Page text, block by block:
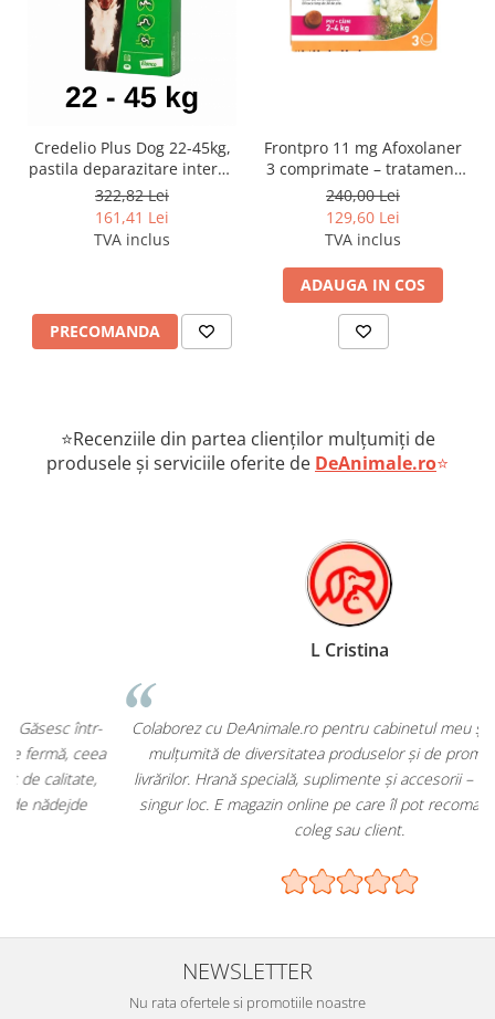
Formulă palatabilă pentru administrare
ușoară
Credelio Plus Dog 22-45kg,
pastila deparazitare interna
si externa
322,82 Lei
161,41 Lei
TVA inclus
PRECOMANDA
Frontpro 11 mg Afoxolaner
3 comprimate – tratament
impotriva puricilor și
căpușelor câini 2-4 kg
240,00 Lei
129,60 Lei
TVA inclus
ADAUGA IN COS
⭐Recenziile din partea clienților mulțumiți de
produsele și serviciile oferite de DeAnimale.ro⭐
Colaborez cu DeAnimale.ro pentru cabinetul meu și sunt foarte
mulțumită de diversitatea produselor și de promptitudinea
livrărilor. Hrană specială, suplimente și accesorii – toate într-un
singur loc. E magazin online pe care îl pot recomanda oricărui
coleg sau client.
NEWSLETTER
Nu rata ofertele si promotiile noastre